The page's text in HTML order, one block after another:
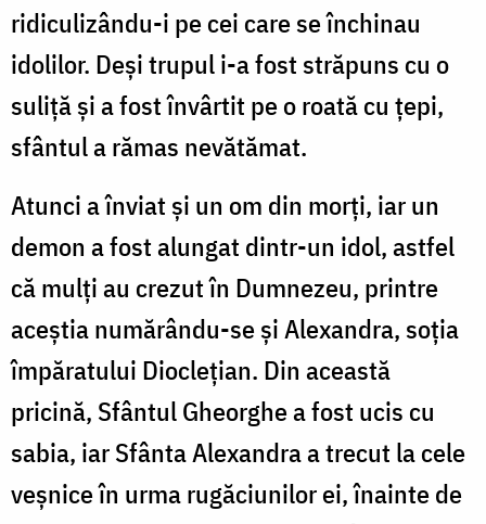
ridiculizându-i pe cei care se închinau
idolilor. Deși trupul i-a fost străpuns cu o
suliță și a fost învârtit pe o roată cu țepi,
sfântul a rămas nevătămat.
Atunci a înviat și un om din morți, iar un
demon a fost alungat dintr-un idol, astfel
că mulți au crezut în Dumnezeu, printre
aceștia numărându-se și Alexandra, soția
împăratului Dioclețian. Din această
pricină, Sfântul Gheorghe a fost ucis cu
sabia, iar Sfânta Alexandra a trecut la cele
veșnice în urma rugăciunilor ei, înainte de